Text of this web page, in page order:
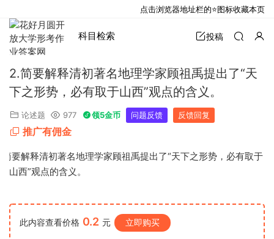
科目检索 投稿
2.简要解释清初著名地理学家顾祖禹提出了“天
下之形势，必有取于山西”观点的含义。
论述题 977 领5金币 问题反馈 反馈回复
推广有佣金
简要解释清初著名地理学家顾祖禹提出了“天下之形势，必有取于
山西”观点的含义。
此内容查看价格 0.2 元 立即购买
点击浏览器地址栏的⭐图标收藏本页